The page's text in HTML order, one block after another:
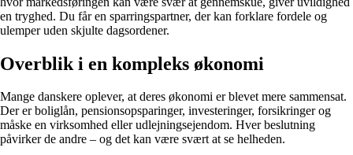
en tryghed. Du får en sparringspartner, der kan forklare fordele og
ulemper uden skjulte dagsordener.
Overblik i en kompleks økonomi
Mange danskere oplever, at deres økonomi er blevet mere sammensat.
Der er boliglån, pensionsopsparinger, investeringer, forsikringer og
måske en virksomhed eller udlejningsejendom. Hver beslutning
påvirker de andre – og det kan være svært at se helheden.